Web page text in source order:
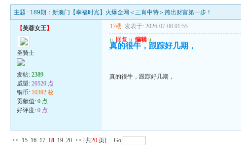
主题 : 189期：新澳门【幸福时光】火爆全网＜三肖中特＞跨出财富第一步！
【芙蓉女王】
圣骑士
发帖:2389
威望:20520 点
铜币: 10392 枚
贡献值:0 点
好评度:0 点
17楼 发表于: 2026-07-08 01:55
u 回复 u 编辑 u
真的很牛，跟踪好几期，
真的很牛，跟踪好几期，
<< 15 16 17 18 19 20 >> [共20 页] Go